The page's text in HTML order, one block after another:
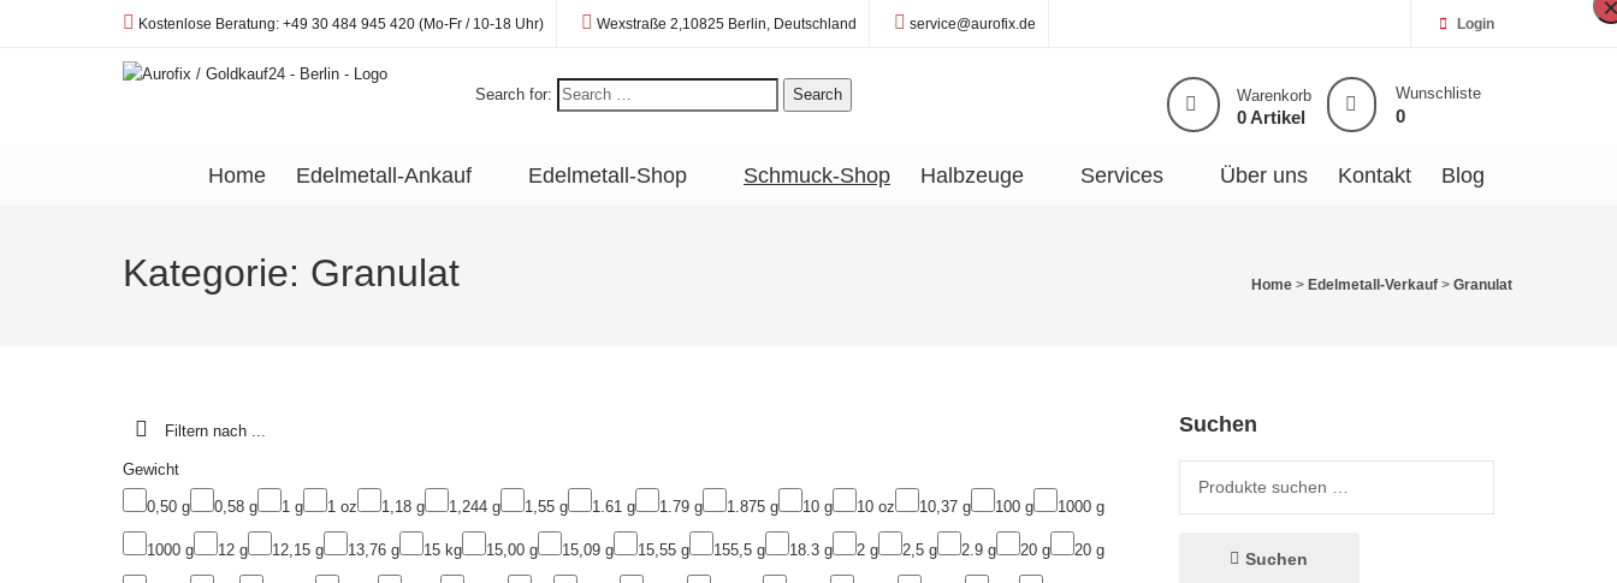
Telefon:
Kostenlose Beratung: +49 30 484 945 420 (Mo-Fr / 10-18 Uhr) Standort:
Wexstraße 2,10825 Berlin, Deutschland E-Mail:
service@aurofix.de Login
Search for: Search Warenkorb
0 Artikel
Wunschliste
0
Home Edelmetall-Ankauf Edelmetall-Shop Schmuck-Shop Halbzeuge Services Über uns Kontakt Blog
Kategorie: Granulat Home > Edelmetall-Verkauf > Granulat
Filtern nach ...
Gewicht
0,50 g 0,58 g 1 g 1 oz 1,18 g 1,244 g 1,55 g 1.61 g 1.79 g 1.875 g 10 g 10 oz 10,37 g 100 g 1000 g
1000 g 12 g 12,15 g 13,76 g 15 kg 15,00 g 15,09 g 15,55 g 155,5 g 18.3 g 2 g 2,5 g 2.9 g 20 g 20 g
Suchen
Suchen